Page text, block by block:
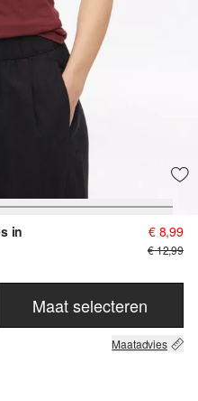
in
€ 8,99
€ 12,99
Maat selecteren
Maatadvies